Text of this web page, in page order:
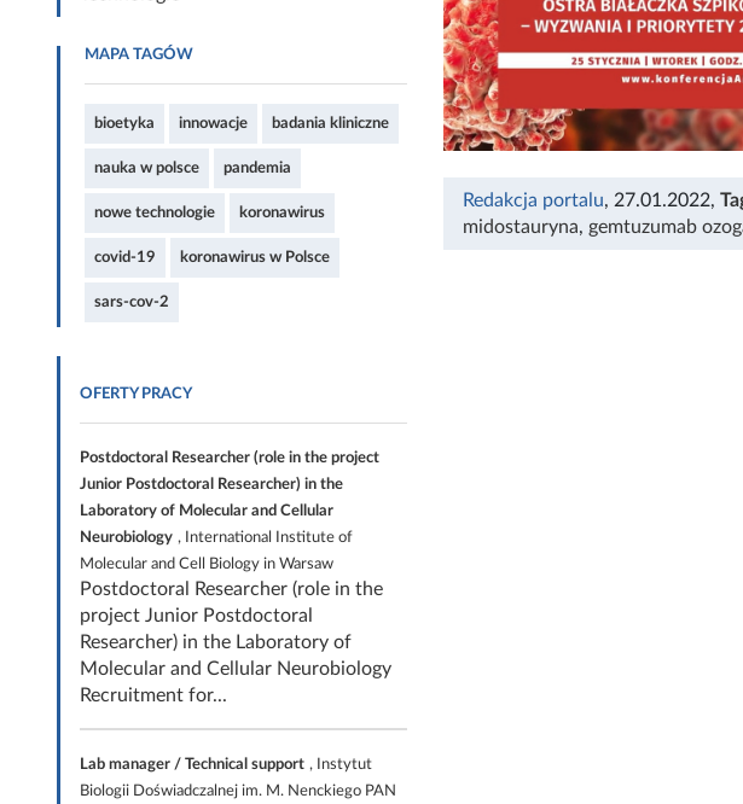
MAPA TAGÓW
bioetyka innowacje badania kliniczne
nauka w polsce pandemia
nowe technologie koronawirus
covid-19 koronawirus w Polsce
sars-cov-2
OFERTY PRACY
Postdoctoral Researcher (role in the project
Junior Postdoctoral Researcher) in the
Laboratory of Molecular and Cellular
Neurobiology , International Institute of
Molecular and Cell Biology in Warsaw
Postdoctoral Researcher (role in the
project Junior Postdoctoral
Researcher) in the Laboratory of
Molecular and Cellular Neurobiology
Recruitment for...
Lab manager / Technical support , Instytut
Biologii Doświadczalnej im. M. Nenckiego PAN
Redakcja portalu, 27.01.2022,
midostauryna, gemtuzumab